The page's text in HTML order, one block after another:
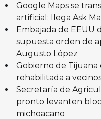
Google Maps se
artificial: llega Ask
Embajada de EEUU
supuesta orden de
Augusto López
Gobierno de
rehabilitada a
Secretaría de
pronto levanten
michoacano